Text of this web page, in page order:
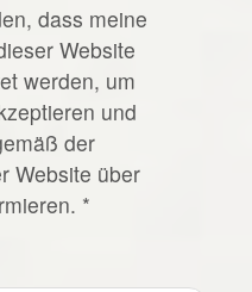
dass meine
Website
werden, um
und
der
Website über
*